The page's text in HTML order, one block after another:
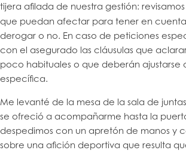
tijera afilada de nuestra gestión: revisamos
que puedan afectar para tener en cuenta
derogar o no. En caso de peticiones
con el asegurado las cláusulas que
poco habituales o que deberán ajustarse
específica.
Me levanté de la mesa de la sala de juntas
se ofreció a acompañarme hasta la
despedimos con un apretón de manos y
sobre una afición deportiva que resulta